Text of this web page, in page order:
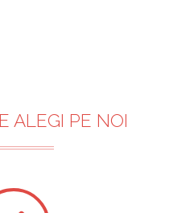
ALEGI PE NOI